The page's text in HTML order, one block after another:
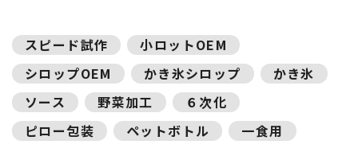
スピード試作
小ロットOEM
シロップOEM
かき氷シロップ
かき氷
ソース
野菜加工
６次化
ピロー包装
ペットボトル
一食用